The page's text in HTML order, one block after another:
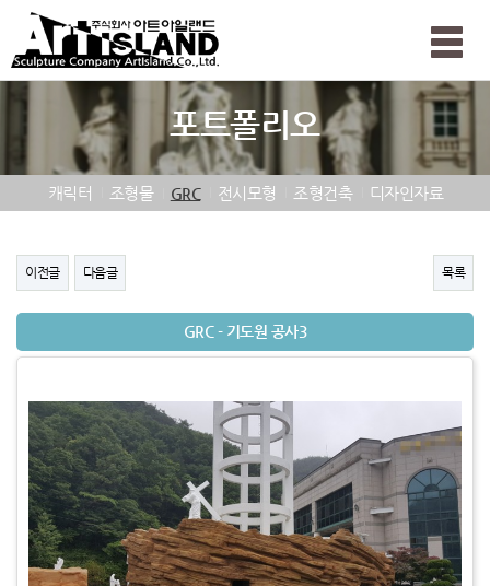
Toggle
포트폴리오
캐릭터 조형물 GRC 전시모형 조형건축 디자인자료
이전글 다음글 목록
GRC - 기도원 공사3